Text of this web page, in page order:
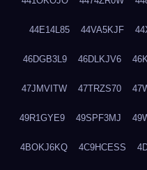
44E14L85 44VA5KJF
46DGB3L9 46DLKJV6
47JMVITW 47TRZS70
49R1GYE9 49SPF3MJ
4BOKJ6KQ 4C9HCESS